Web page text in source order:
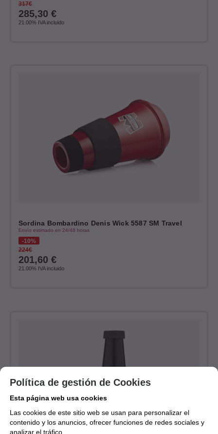
317€
285,30 €
21.00% IVA incluido
Sordina Bombardino Denis Wick 5587 SM Travel
Envío estimado en 24/48 horas
10%
224€
201,60 €
21.00% IVA incluido
Política de gestión de Cookies
Esta página web usa cookies
Las cookies de este sitio web se usan para personalizar el
contenido y los anuncios, ofrecer funciones de redes sociales y
analizar el tráfico.